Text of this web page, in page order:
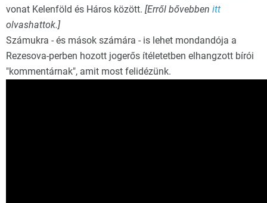
vonat Kelenföld és Háros között. [Erről bővebben itt
olvashattok.]
Számukra - és mások számára - is lehet mondandója a
Rezesova-perben hozott jogerős ítéletetben elhangzott bírói
"kommentárnak", amit most felidézünk.